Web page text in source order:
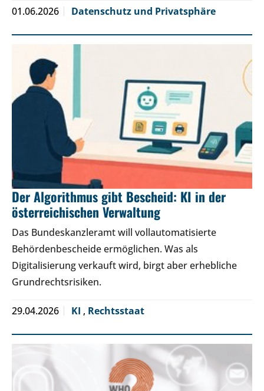
01.06.2026 Datenschutz und Privatsphäre
Der Algorithmus gibt Bescheid: KI in der
österreichischen Verwaltung
Das Bundeskanzleramt will vollautomatisierte
Behördenbescheide ermöglichen. Was als
Digitalisierung verkauft wird, birgt aber erhebliche
Grundrechtsrisiken.
29.04.2026 KI , Rechtsstaat